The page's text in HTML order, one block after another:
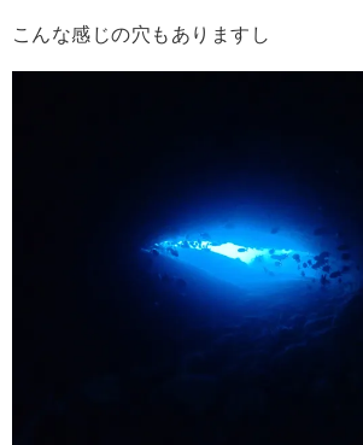
こんな感じの穴もありますし